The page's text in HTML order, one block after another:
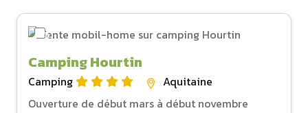
Camping Hourtin
Camping
Aquitaine
Ouverture de début mars à début novembre